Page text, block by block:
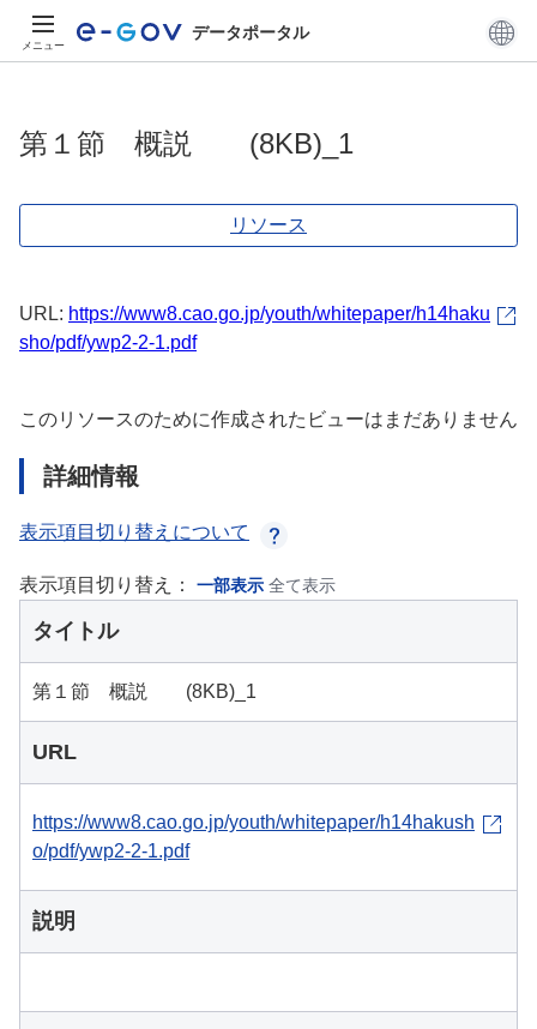
メニュー
データポータル
第１節 概説 (8KB)_1
リソース
URL: https://www8.cao.go.jp/youth/whitepaper/h14haku
sho/pdf/ywp2-2-1.pdf
このリソースのために作成されたビューはまだありません
詳細情報
表示項目切り替えについて
表示項目切り替え： 一部表示 全て表示
タイトル
第１節 概説 (8KB)_1
URL
https://www8.cao.go.jp/youth/whitepaper/h14hakush
o/pdf/ywp2-2-1.pdf
説明